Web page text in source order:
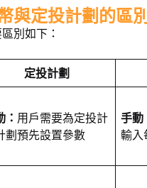
與定投計劃的區別
別如下：
定投計劃
： 用戶需要為定投計
劃預先設置參數
手動
輸入